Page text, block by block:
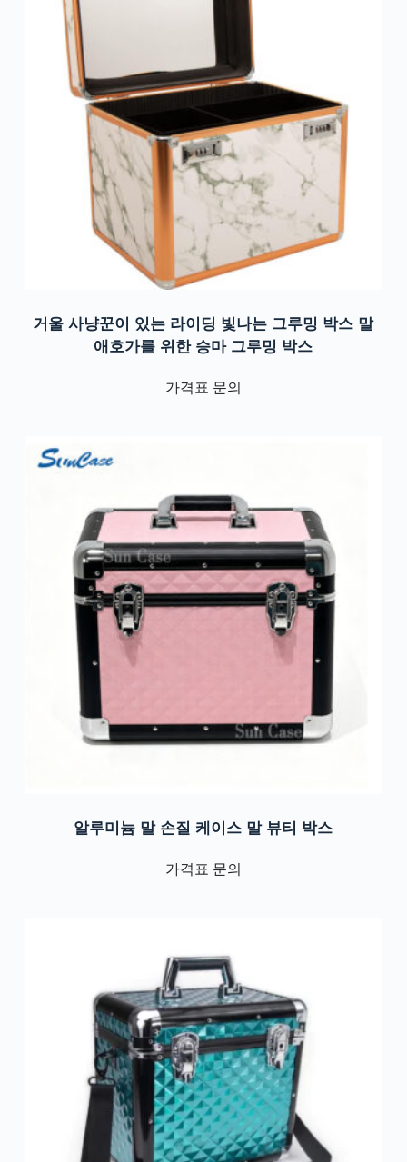
거울 사냥꾼이 있는 라이딩 빛나는 그루밍 박스 말
애호가를 위한 승마 그루밍 박스
가격표 문의
알루미늄 말 손질 케이스 말 뷰티 박스
가격표 문의